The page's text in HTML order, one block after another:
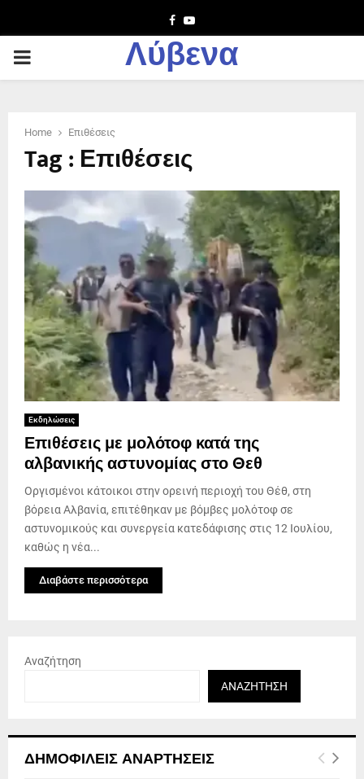
Facebook
Youtube
PRIMARY
Λύβενα
Home Επιθέσεις
Tag : Επιθέσεις
Εκδηλώσεις
Επιθέσεις με μολότοφ κατά της
αλβανικής αστυνομίας στο Θεθ
Οργισμένοι κάτοικοι στην ορεινή περιοχή του Θέθ, στη
βόρεια Αλβανία, επιτέθηκαν με βόμβες μολότοφ σε
αστυνομικούς και συνεργεία κατεδάφισης στις 12 Ιουλίου,
καθώς η νέα...
Διαβάστε περισσότερα
Αναζήτηση
ΑΝΑΖΉΤΗΣΗ
ΔΗΜΟΦΙΛΕΊΣ ΑΝΑΡΤΉΣΕΙΣ